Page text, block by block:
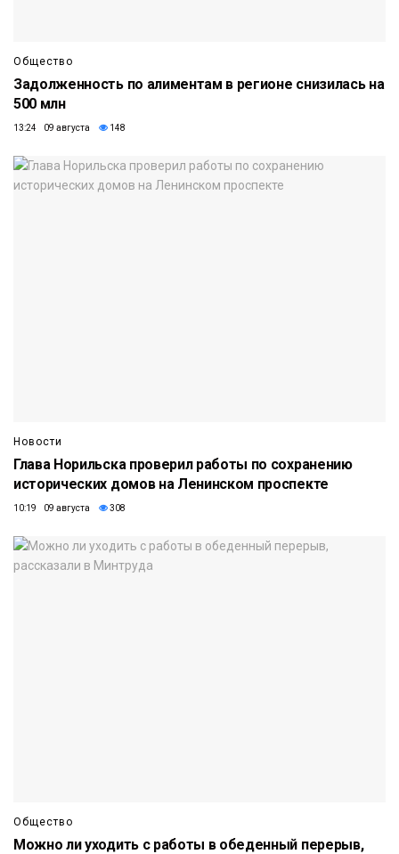
Общество
Задолженность по алиментам в регионе снизилась на
500 млн
13:24 09 августа 148
Новости
Глава Норильска проверил работы по сохранению
исторических домов на Ленинском проспекте
10:19 09 августа 308
Общество
Можно ли уходить с работы в обеденный перерыв,